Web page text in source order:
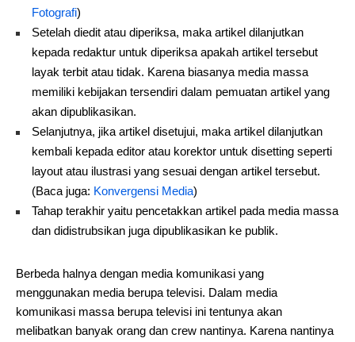
Fotografi)
Setelah diedit atau diperiksa, maka artikel dilanjutkan
kepada redaktur untuk diperiksa apakah artikel tersebut
layak terbit atau tidak. Karena biasanya media massa
memiliki kebijakan tersendiri dalam pemuatan artikel yang
akan dipublikasikan.
Selanjutnya, jika artikel disetujui, maka artikel dilanjutkan
kembali kepada editor atau korektor untuk disetting seperti
layout atau ilustrasi yang sesuai dengan artikel tersebut.
(Baca juga: Konvergensi Media)
Tahap terakhir yaitu pencetakkan artikel pada media massa
dan didistrubsikan juga dipublikasikan ke publik.
Berbeda halnya dengan media komunikasi yang
menggunakan media berupa televisi. Dalam media
komunikasi massa berupa televisi ini tentunya akan
melibatkan banyak orang dan crew nantinya. Karena nantinya